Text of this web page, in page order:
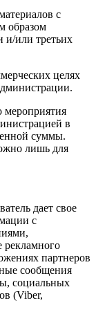
с
образом
и/или третьих
целях
мероприятия
в
суммы.
лишь для
дает свое
с
партнеров
сообщения
социальных
(Viber,